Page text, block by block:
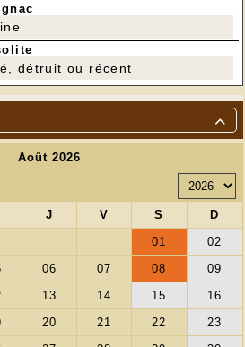

détruit ou récent